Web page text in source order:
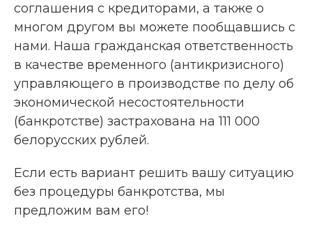
соглашения с кредиторами, а также о
многом другом вы можете пообщавшись с
нами. Наша гражданская ответственность
в качестве временного (антикризисного)
управляющего в производстве по делу об
экономической несостоятельности
(банкротстве) застрахована на 111 000
белорусских рублей.
Если есть вариант решить вашу ситуацию
без процедуры банкротства, мы
предложим вам его!